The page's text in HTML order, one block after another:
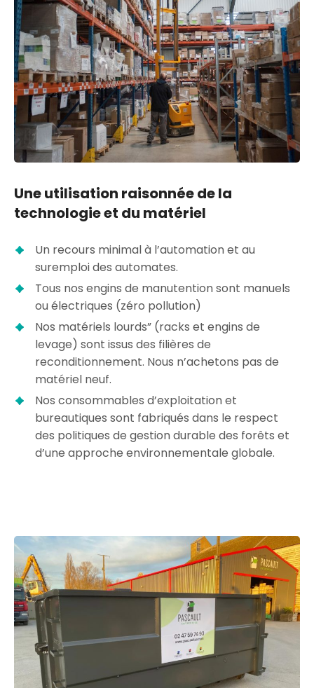
Une utilisation raisonnée de la
technologie et du matériel
Un recours minimal à l’automation et au
suremploi des automates.
Tous nos engins de manutention sont manuels
ou électriques (zéro pollution)
Nos matériels lourds” (racks et engins de
levage) sont issus des filières de
reconditionnement. Nous n’achetons pas de
matériel neuf.
Nos consommables d’exploitation et
bureautiques sont fabriqués dans le respect
des politiques de gestion durable des forêts et
d’une approche environnementale globale.